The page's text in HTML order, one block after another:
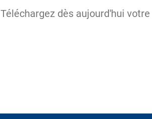
Téléchargez dès aujourd'hui votre